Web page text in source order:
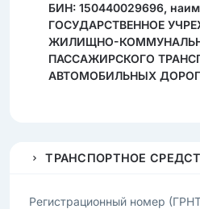
БИН: 150440029696,
ГОСУДАРСТВЕННОЕ
ЖИЛИЩНО-
ПАССАЖИРСКОГО
АВТОМОБИЛЬНЫХ
ТРАНСПОРТНОЕ
Регистрационный номер